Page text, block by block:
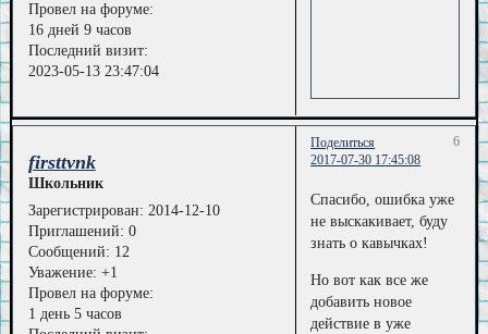
Провел на форуме:
16 дней 9 часов
Последний визит:
2023-05-13 23:47:04
Поделиться
6
2017-07-30 17:45:08
firsttvnk
Школьник
Зарегистрирован: 2014-12-10
Приглашений: 0
Сообщений: 12
Уважение: +1
Провел на форуме:
1 день 5 часов
Спасибо, ошибка уже
не выскакивает, буду
знать о кавычках!
Но вот как все же
добавить новое
действие в уже